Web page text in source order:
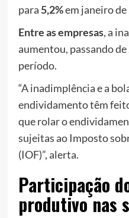
para 5,2%em janeiro de
Entre as empresas, a
aumentou, passando de
período.
“A inadimplência e a
endividamento têm
que rolar o
sujeitas ao Imposto
(IOF)”, alerta.
Participação
produtivo nas